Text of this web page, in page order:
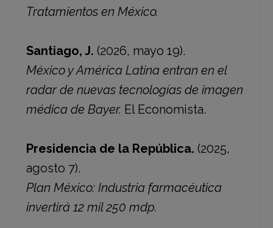
Tratamientos en México.
Santiago, J. (2026, mayo 19).
México y América Latina entran en el
radar de nuevas tecnologías de imagen
médica de Bayer. El Economista.
Presidencia de la República. (2025,
agosto 7).
Plan México: Industria farmacéutica
invertirá 12 mil 250 mdp.